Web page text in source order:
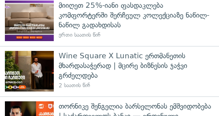
მიიღეთ 25%-იანი ფასდაკლება
კომფორტერში შერჩეულ კოლექციაზე ნაწილ-
ნაწილ გადახდისას
ერთი საათის წინ
Wine Square X Lunatic ერთმანეთის
მხარდასაჭერად | მცირე ბიზნესის ჯაჭვი
გრძელდება
2 საათის წინ
თორნიკე შენგელია ბარსელონას ემშვიდობება